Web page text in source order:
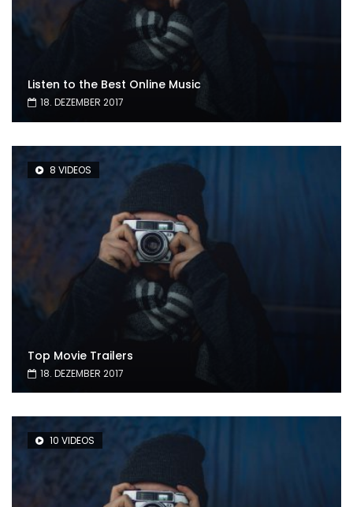
Listen to the Best Online Music
18. DEZEMBER 2017
8 VIDEOS
Top Movie Trailers
18. DEZEMBER 2017
10 VIDEOS